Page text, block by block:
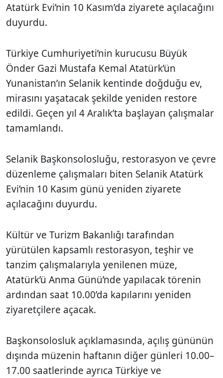
Atatürk Evi’nin 10 Kasım’da ziyarete açılacağını
duyurdu.
Türkiye Cumhuriyeti’nin kurucusu Büyük
Önder Gazi Mustafa Kemal Atatürk’ün
Yunanistan’ın Selanik kentinde doğduğu ev,
mirasını yaşatacak şekilde yeniden restore
edildi. Geçen yıl 4 Aralık’ta başlayan çalışmalar
tamamlandı.
Selanik Başkonsolosluğu, restorasyon ve çevre
düzenleme çalışmaları biten Selanik Atatürk
Evi’nin 10 Kasım günü yeniden ziyarete
açılacağını duyurdu.
Kültür ve Turizm Bakanlığı tarafından
yürütülen kapsamlı restorasyon, teşhir ve
tanzim çalışmalarıyla yenilenen müze,
Atatürk’ü Anma Günü’nde yapılacak törenin
ardından saat 10.00’da kapılarını yeniden
ziyaretçilere açacak.
Başkonsolosluk açıklamasında, açılış gününün
dışında müzenin haftanın diğer günleri 10.00–
17.00 saatlerinde ayrıca Türkiye ve